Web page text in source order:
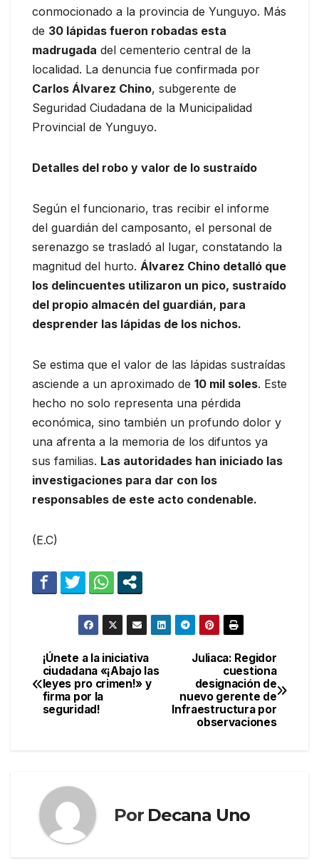
conmocionado a la provincia de Yunguyo. Más
de 30 lápidas fueron robadas esta
madrugada del cementerio central de la
localidad. La denuncia fue confirmada por
Carlos Álvarez Chino, subgerente de
Seguridad Ciudadana de la Municipalidad
Provincial de Yunguyo.
Detalles del robo y valor de lo sustraído
Según el funcionario, tras recibir el informe
del guardián del camposanto, el personal de
serenazgo se trasladó al lugar, constatando la
magnitud del hurto. Álvarez Chino detalló que
los delincuentes utilizaron un pico, sustraído
del propio almacén del guardián, para
desprender las lápidas de los nichos.
Se estima que el valor de las lápidas sustraídas
asciende a un aproximado de 10 mil soles. Este
hecho no solo representa una pérdida
económica, sino también un profundo dolor y
una afrenta a la memoria de los difuntos ya
sus familias. Las autoridades han iniciado las
investigaciones para dar con los
responsables de este acto condenable.
(E.C)
Navegación
de
entradas
Juliaca: Regidor
cuestiona
designación de
nuevo gerente de
Infraestructura por
observaciones
¡Únete a la iniciativa
ciudadana «¡Abajo las
leyes pro crimen!» y
firma por la
seguridad!
Por Decana Uno